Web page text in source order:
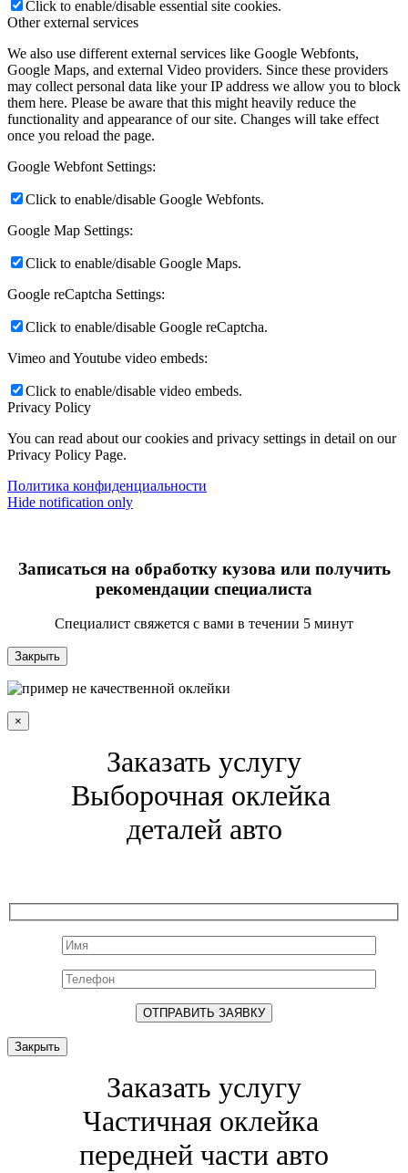
Click to enable/disable essential site cookies.
Other external services
We also use different external services like Google Webfonts,
Google Maps, and external Video providers. Since these providers
may collect personal data like your IP address we allow you to block
them here. Please be aware that this might heavily reduce the
functionality and appearance of our site. Changes will take effect
once you reload the page.
Google Webfont Settings:
Click to enable/disable Google Webfonts.
Google Map Settings:
Click to enable/disable Google Maps.
Google reCaptcha Settings:
Click to enable/disable Google reCaptcha.
Vimeo and Youtube video embeds:
Click to enable/disable video embeds.
Privacy Policy
You can read about our cookies and privacy settings in detail on our
Privacy Policy Page.
Политика конфиденциальности
Hide notification only
Записаться на обработку кузова или получить
рекомендации специалиста
Специалист свяжется с вами в течении 5 минут
Закрыть
×
Заказать услугу
Выборочная оклейка
деталей авто
Закрыть
Заказать услугу
Частичная оклейка
передней части авто